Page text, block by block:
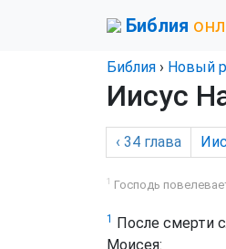
Библия
Библия › Новый
Иисус
‹ 34 глава
1 Господь
1 После смерти
Моисея: